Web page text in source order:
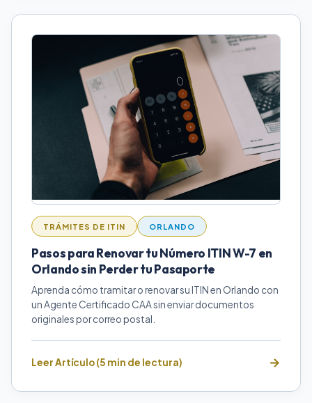
TRÁMITES DE ITIN ORLANDO
Pasos para Renovar tu Número ITIN W-7 en
Orlando sin Perder tu Pasaporte
Aprenda cómo tramitar o renovar su ITIN en Orlando con
un Agente Certificado CAA sin enviar documentos
originales por correo postal.
Leer Artículo (5 min de lectura)